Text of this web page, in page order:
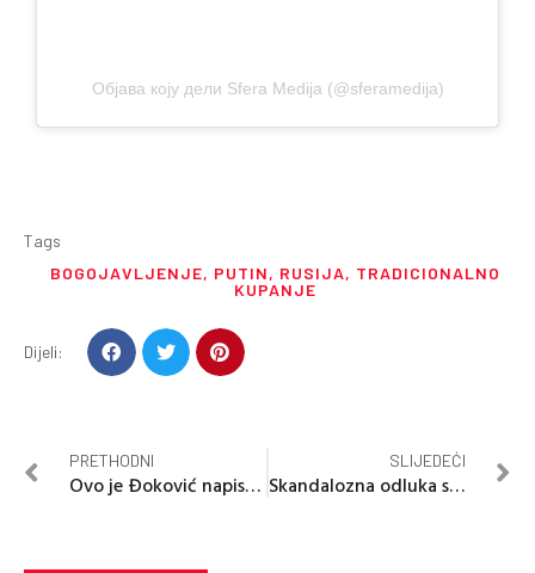
Објава коју дели Sfera Medija (@sferamedija)
Tags
BOGOJAVLJENJE, PUTIN, RUSIJA, TRADICIONALNO
KUPANJE
Dijeli:
PRETHODNI
Ovo je Đoković napisao na kameri nakon pobjede
SLIJEDEĆI
Skandalozna odluka suda u Italiji